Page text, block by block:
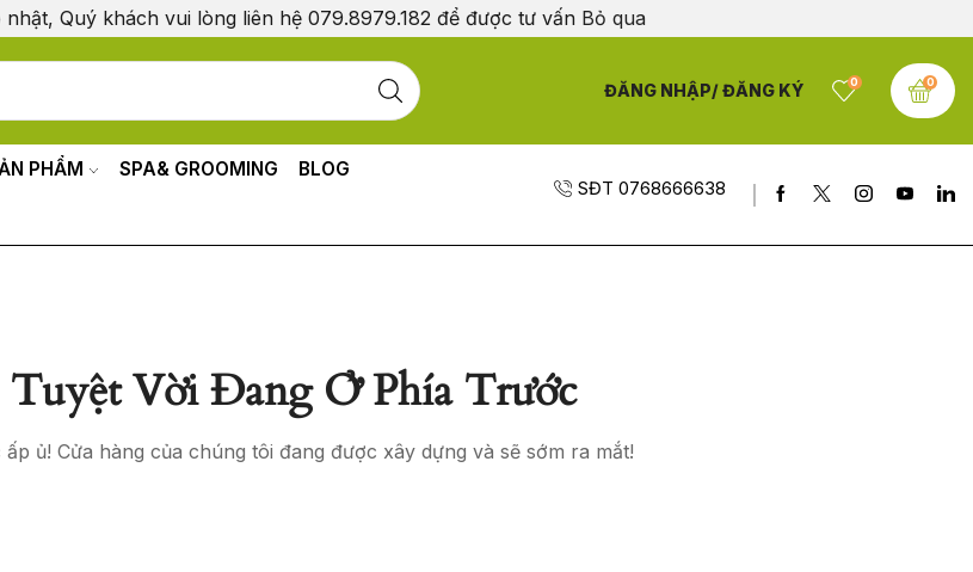
Quý khách vui lòng liên hệ 079.8979.182 để được tư vấn Bỏ qua
ĐĂNG NHẬP/ ĐĂNG KÝ 0 0
PHẨM SPA& GROOMING BLOG
SĐT 0768666638
Vời Đang Ở Phía Trước
ủ! Cửa hàng của chúng tôi đang được xây dựng và sẽ sớm ra mắt!